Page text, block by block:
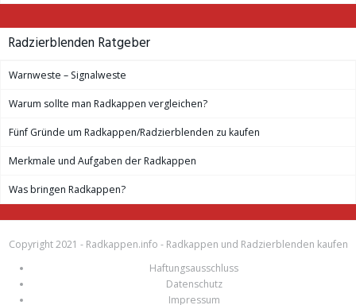
Radzierblenden Ratgeber
Warnweste – Signalweste
Warum sollte man Radkappen vergleichen?
Fünf Gründe um Radkappen/Radzierblenden zu kaufen
Merkmale und Aufgaben der Radkappen
Was bringen Radkappen?
Copyright 2021 - Radkappen.info - Radkappen und Radzierblenden kaufen
Haftungsausschluss
Datenschutz
Impressum